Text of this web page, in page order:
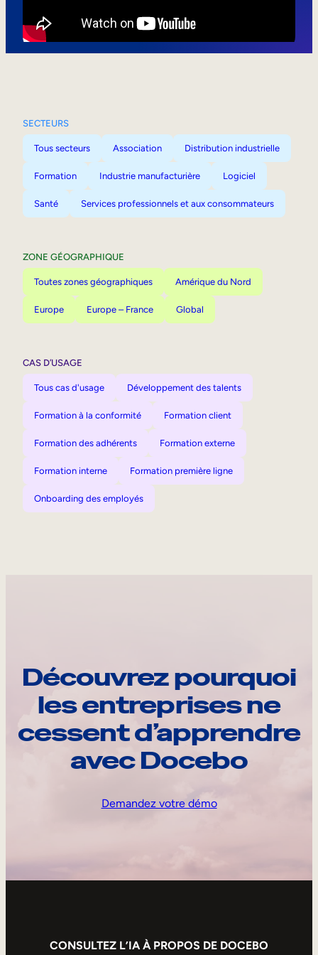
SECTEURS
Tous secteurs Association Distribution industrielle
Formation Industrie manufacturière Logiciel
Santé Services professionnels et aux consommateurs
ZONE GÉOGRAPHIQUE
Toutes zones géographiques Amérique du Nord
Europe Europe – France Global
CAS D’USAGE
Tous cas d'usage Développement des talents
Formation à la conformité Formation client
Formation des adhérents Formation externe
Formation interne Formation première ligne
Onboarding des employés
Découvrez pourquoi
les entreprises ne
cessent d’apprendre
avec Docebo
Demandez votre démo
CONSULTEZ L’IA À PROPOS DE DOCEBO